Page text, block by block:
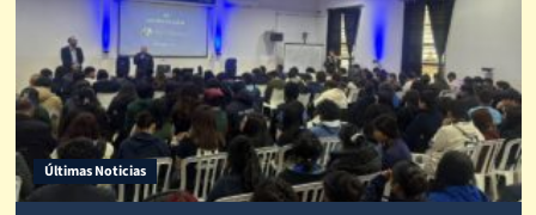
Últimas Noticias